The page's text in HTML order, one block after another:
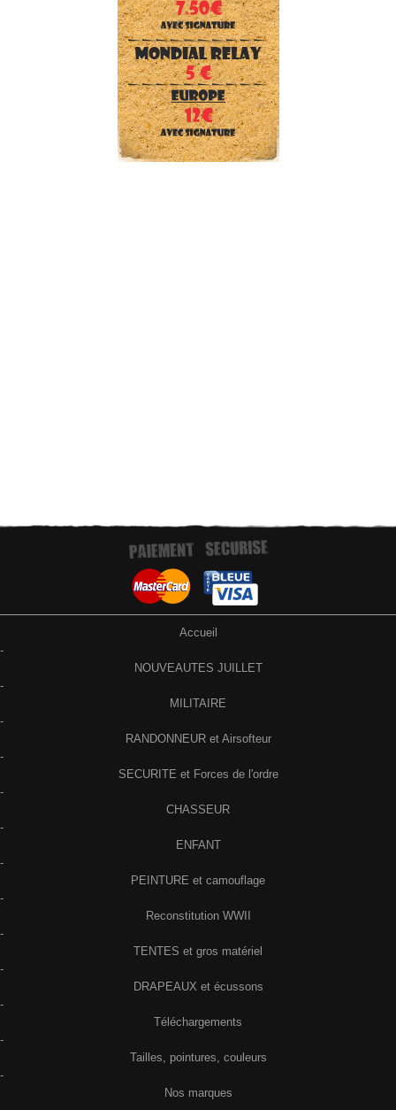
PEINTURE et camouflage
Reconstitution WWII
TENTES et gros matériel
DRAPEAUX et écussons
Téléchargements
Accueil
-
NOUVEAUTES JUILLET
-
MILITAIRE
-
RANDONNEUR et Airsofteur
-
SECURITE et Forces de l'ordre
-
CHASSEUR
-
ENFANT
-
PEINTURE et camouflage
-
Reconstitution WWII
-
TENTES et gros matériel
-
DRAPEAUX et écussons
-
Téléchargements
-
Tailles, pointures, couleurs
-
Nos marques